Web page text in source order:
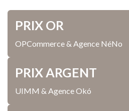
PRIX OR
OPCommerce & Agence NéNo
PRIX ARGENT
UIMM & Agence Okó